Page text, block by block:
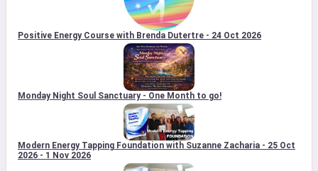
Positive Energy Course with Brenda Dutertre - 24 Oct 2026
Monday Night Soul Sanctuary - One Month to go!
Modern Energy Tapping Foundation with Suzanne Zacharia - 25 Oct
2026 - 1 Nov 2026